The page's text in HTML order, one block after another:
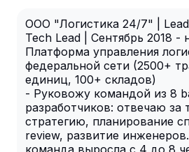
ООО "Логистика 24/7" |
Tech Lead | Сентябрь 2018 -
Платформа управления
федеральной сети (2500+
единиц, 100+ складов)
- Руковожу командой из 8
разработчиков: отвечаю за
стратегию, планирование
review, развитие
команда выросла с 4 до 8